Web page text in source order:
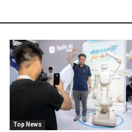
Top News